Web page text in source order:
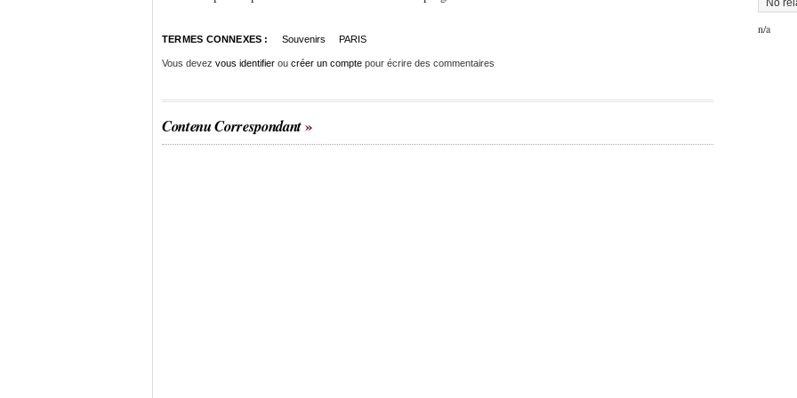
TERMES CONNEXES : Souvenirs PARIS
Vous devez vous identifier ou créer un compte pour écrire des commentaires
Contenu Correspondant
No
n/a